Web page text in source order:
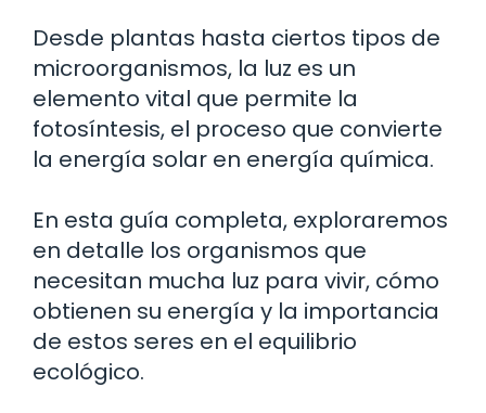
Desde plantas hasta ciertos tipos de
microorganismos, la luz es un
elemento vital que permite la
fotosíntesis, el proceso que convierte
la energía solar en energía química.
En esta guía completa, exploraremos
en detalle los organismos que
necesitan mucha luz para vivir, cómo
obtienen su energía y la importancia
de estos seres en el equilibrio
ecológico.